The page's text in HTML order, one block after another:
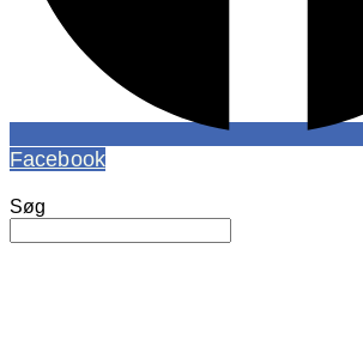
Facebook
Søg